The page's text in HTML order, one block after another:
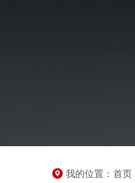
我的位置： 首页